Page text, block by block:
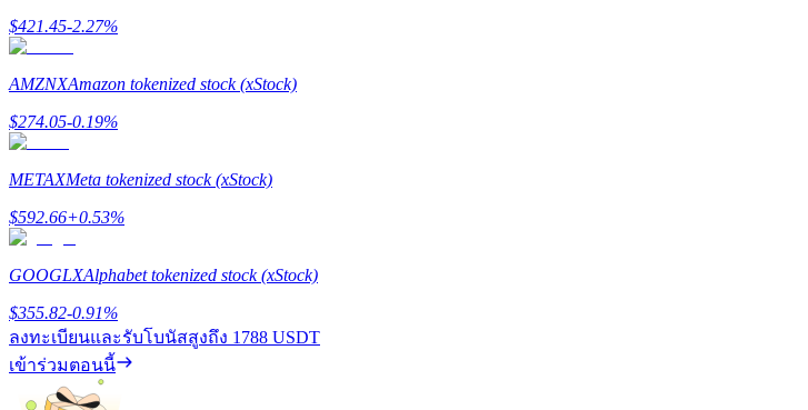
ผลตอบแทนสูงและเข้าถึงได้ทันที
$421.45-2.27%
AMZNXAmazon tokenized stock (xStock)
$274.05-0.19%
METAXMeta tokenized stock (xStock)
$592.66+0.53%
GOOGLXAlphabet tokenized stock (xStock)
$355.82-0.91%
ลงทะเบียนและรับโบนัสสูงถึง 1788 USDT
เข้าร่วมตอนนี้